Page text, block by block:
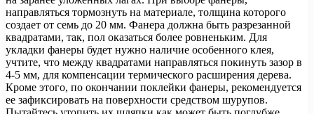
направляться тормознуть на материале, толщина которого
создает от семь до 20 мм. Фанера должна быть разрезанной
квадратами, так, пол оказаться более ровненьким. Для
укладки фанеры будет нужно наличие особенного клея,
учтите, что между квадратами направляться покинуть зазор в
4-5 мм, для компенсации термического расширения дерева.
Кроме этого, по окончании поклейки фанеры, рекомендуется
ее зафиксировать на поверхности средством шурупов.